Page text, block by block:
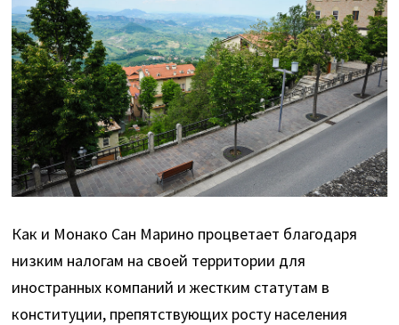
Как и Монако Сан Марино процветает благодаря
низким налогам на своей территории для
иностранных компаний и жестким статутам в
конституции, препятствующих росту населения